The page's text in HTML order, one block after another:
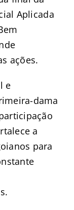
Aplicada
ações.
e
dama
a
para